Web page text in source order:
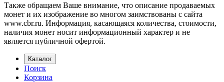
Также обращаем Ваше внимание, что описание продаваемых
монет и их изображение во многом заимствованы с сайта
www.cbr.ru. Информация, касающаяся количества, стоимости,
наличия монет носит информационный характер и не
является публичной офертой.
Каталог
Поиск
Корзина